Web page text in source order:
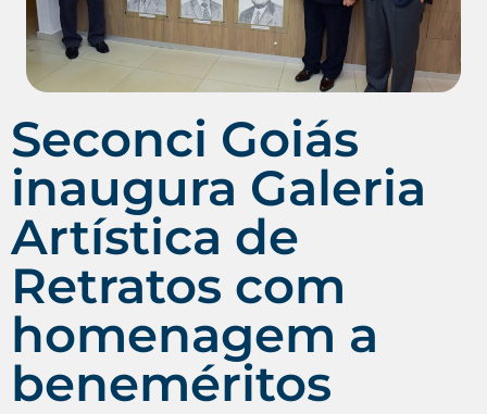
Seconci Goiás
inaugura Galeria
Artística de
Retratos com
homenagem a
beneméritos